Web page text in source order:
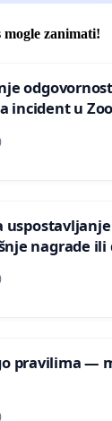
zanimati!
incident u
uspostavljanje
nagrade ili
Avdić“ u
pravilima —